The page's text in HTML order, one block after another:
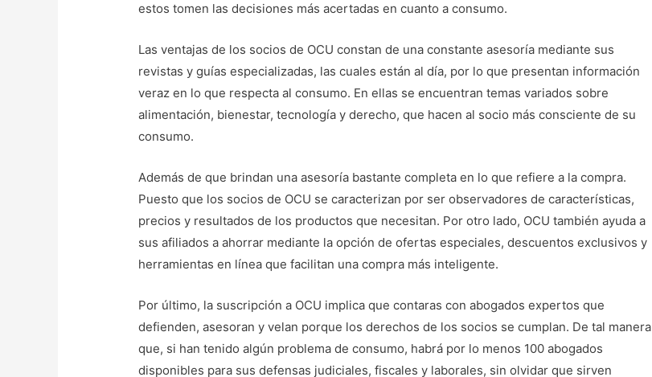
estos tomen las decisiones más acertadas en cuanto a consumo.
Las ventajas de los socios de OCU constan de una constante asesoría mediante sus
revistas y guías especializadas, las cuales están al día, por lo que presentan información
veraz en lo que respecta al consumo. En ellas se encuentran temas variados sobre
alimentación, bienestar, tecnología y derecho, que hacen al socio más consciente de su
consumo.
Además de que brindan una asesoría bastante completa en lo que refiere a la compra.
Puesto que los socios de OCU se caracterizan por ser observadores de características,
precios y resultados de los productos que necesitan. Por otro lado, OCU también ayuda a
sus afiliados a ahorrar mediante la opción de ofertas especiales, descuentos exclusivos y
herramientas en línea que facilitan una compra más inteligente.
Por último, la suscripción a OCU implica que contaras con abogados expertos que
defienden, asesoran y velan porque los derechos de los socios se cumplan. De tal manera
que, si han tenido algún problema de consumo, habrá por lo menos 100 abogados
disponibles para sus defensas judiciales, fiscales y laborales, sin olvidar que sirven